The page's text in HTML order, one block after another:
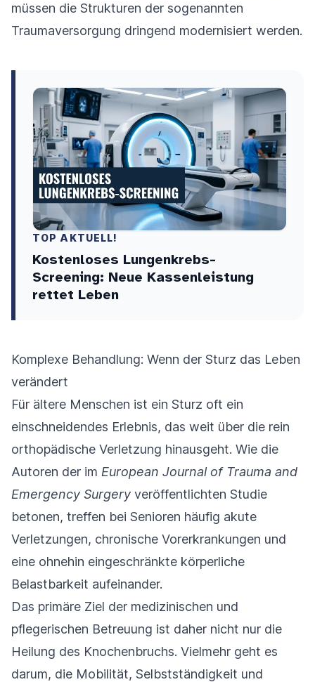
müssen die Strukturen der sogenannten
Traumaversorgung dringend modernisiert werden.
TOP AKTUELL!
Kostenloses Lungenkrebs-
Screening: Neue Kassenleistung
rettet Leben
Komplexe Behandlung: Wenn der Sturz das Leben
verändert
Für ältere Menschen ist ein Sturz oft ein
einschneidendes Erlebnis, das weit über die rein
orthopädische Verletzung hinausgeht. Wie die
Autoren der im European Journal of Trauma and
Emergency Surgery veröffentlichten Studie
betonen, treffen bei Senioren häufig akute
Verletzungen, chronische Vorerkrankungen und
eine ohnehin eingeschränkte körperliche
Belastbarkeit aufeinander.
Das primäre Ziel der medizinischen und
pflegerischen Betreuung ist daher nicht nur die
Heilung des Knochenbruchs. Vielmehr geht es
darum, die Mobilität, Selbstständigkeit und